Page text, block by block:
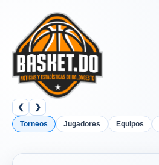
❮ ❯
Torneos Jugadores Equipos